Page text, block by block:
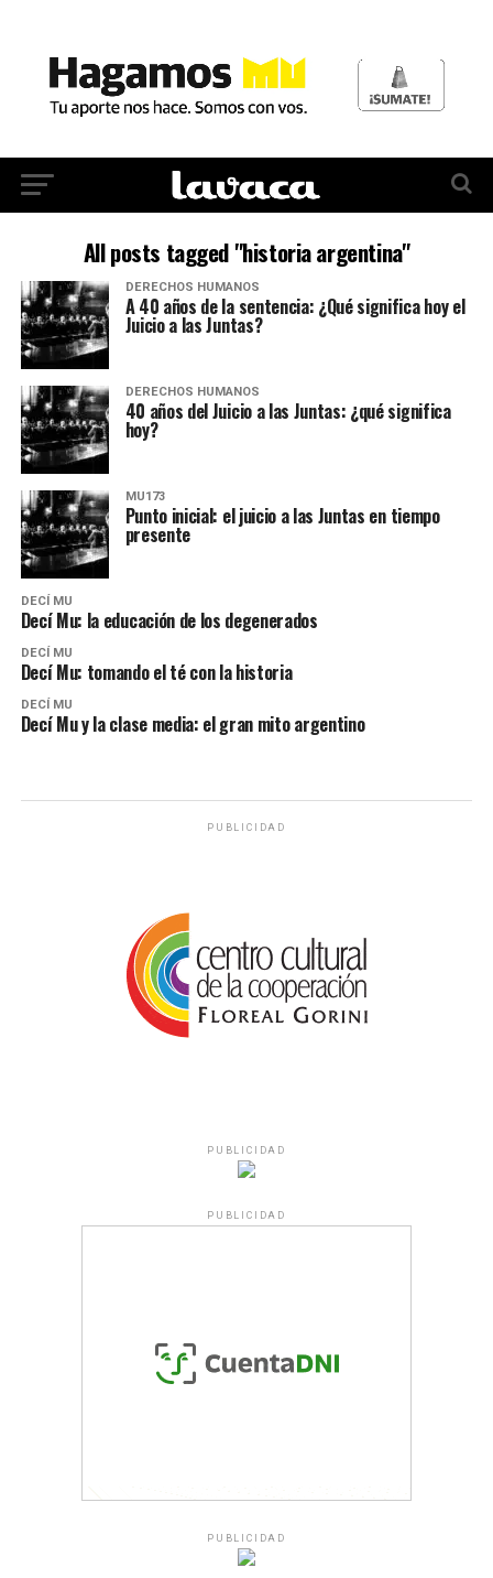
All posts tagged "historia argentina"
DERECHOS HUMANOS
A 40 años de la sentencia: ¿Qué significa hoy el
Juicio a las Juntas?
DERECHOS HUMANOS
40 años del Juicio a las Juntas: ¿qué significa
hoy?
MU173
Punto inicial: el juicio a las Juntas en tiempo
presente
DECÍ MU
Decí Mu: la educación de los degenerados
DECÍ MU
Decí Mu: tomando el té con la historia
DECÍ MU
Decí Mu y la clase media: el gran mito argentino
PUBLICIDAD
PUBLICIDAD
PUBLICIDAD
PUBLICIDAD